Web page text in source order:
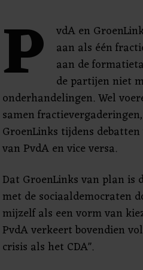
P
vdA en
aan als één
aan de
de partijen niet
onderhandelingen. Wel
samen
GroenLinks tijdens
van PvdA en vice versa.
Dat GroenLinks van plan is
met de sociaaldemocraten
mijzelf als een vorm van
PvdA verkeert bovendien
crisis als het CDA".